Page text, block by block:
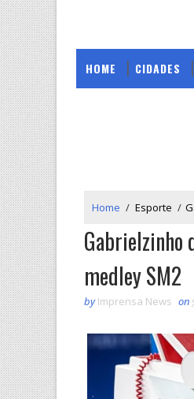
HOME CIDADES
Home / Esporte /
Gabrielzinho
medley SM2
by Imprensa News on